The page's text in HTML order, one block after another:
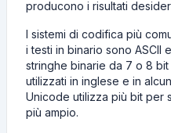
producono i risultati
I sistemi di codifica più
i testi in binario sono ASCII
stringhe binarie da 7 o 8
utilizzati in inglese e in
Unicode utilizza più bit per
più ampio.